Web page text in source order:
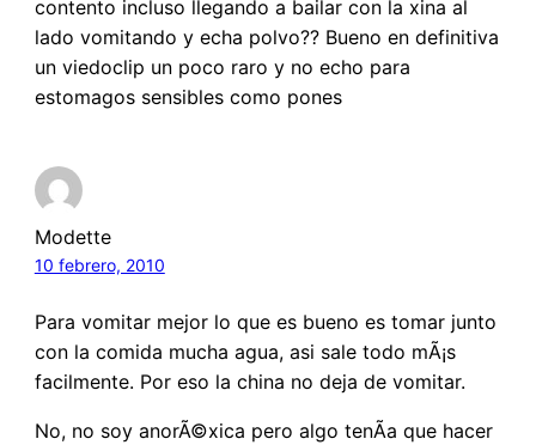
contento incluso llegando a bailar con la xina al
lado vomitando y echa polvo?? Bueno en definitiva
un viedoclip un poco raro y no echo para
estomagos sensibles como pones
Modette
10 febrero, 2010
Para vomitar mejor lo que es bueno es tomar junto
con la comida mucha agua, asi sale todo mÃ¡s
facilmente. Por eso la china no deja de vomitar.
No, no soy anorÃ©xica pero algo tenÃ­a que hacer